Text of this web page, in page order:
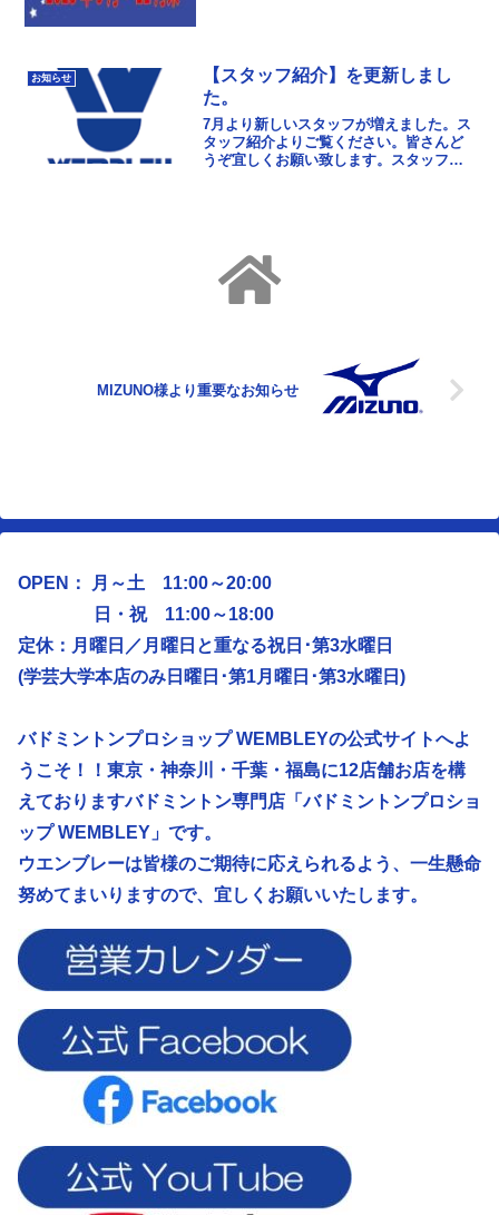
お知らせ
【スタッフ紹介】を更新しまし
た。
7月より新しいスタッフが増えました。ス
タッフ紹介よりご覧ください。皆さんど
うぞ宜しくお願い致します。スタッフ紹
MIZUNO様より重要なお知らせ
OPEN： 月～土 11:00～20:00
日・祝 11:00～18:00
定休：月曜日／ 月曜日と重なる祝日･第3水曜日
(学芸大学本店のみ日曜日･第1月曜日･第3水曜日)
バドミントンプロショップ WEMBLEYの公式サイトへよ
うこそ！！東京・神奈川・千葉・福島に12店舗お店を構
えておりますバドミントン専門店「バドミントンプロショ
ップ WEMBLEY」です。
ウエンブレーは皆様のご期待に応えられるよう、 一生懸命
努めてまいりますので、宜しくお願いいたします。